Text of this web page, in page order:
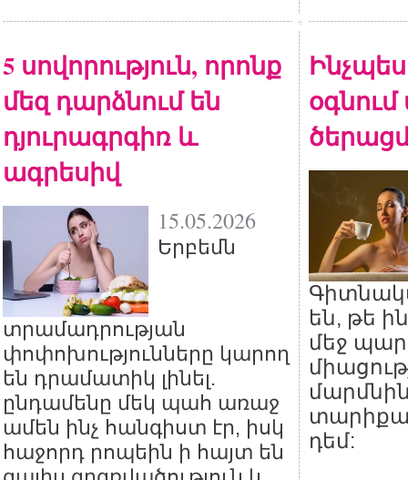
5 սովորություն, որոնք
մեզ դարձնում են
դյուրագրգիռ և
ագրեսիվ
15.05.2026
Երբեմն
տրամադրության
փոփոխությունները կարող
են դրամատիկ լինել.
ընդամենը մեկ պահ առաջ
ամեն ինչ հանգիստ էր, իսկ
հաջորդ րոպեին ի հայտ են
են, թե
մեջ
դեմ: